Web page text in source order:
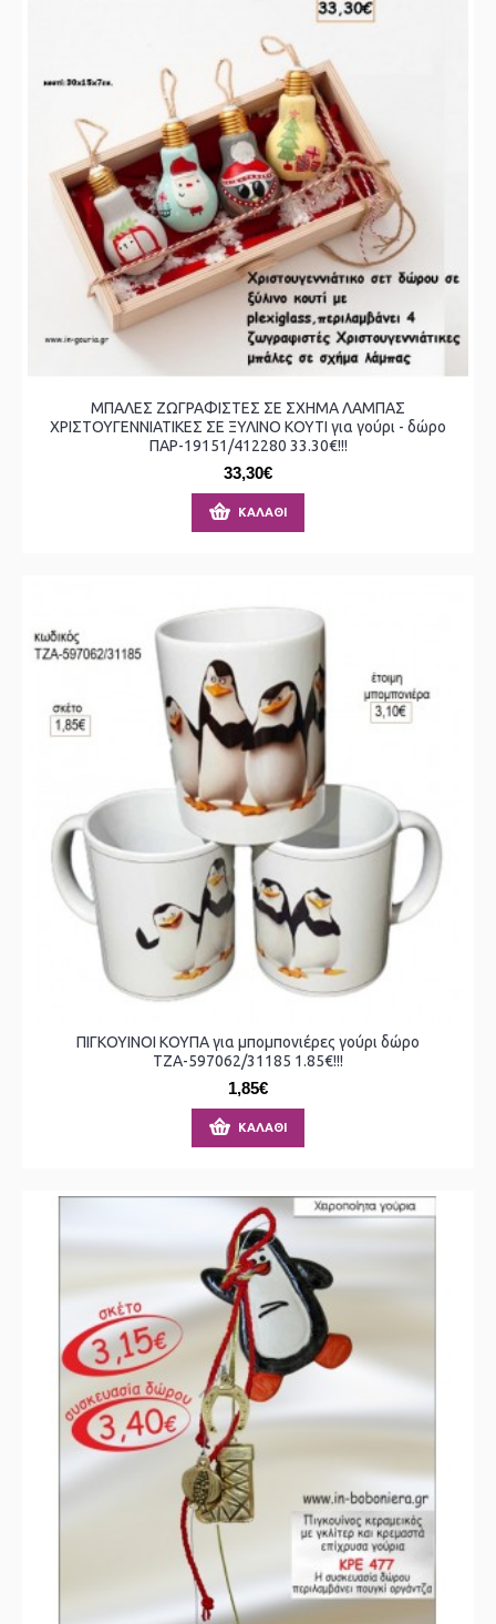
ΜΠΑΛΕΣ ΖΩΓΡΑΦΙΣΤΕΣ ΣΕ ΣΧΗΜΑ ΛΑΜΠΑΣ
ΧΡΙΣΤΟΥΓΕΝΝΙΑΤΙΚΕΣ ΣΕ ΞΥΛΙΝΟ ΚΟΥΤΙ για γούρι - δώρο
ΠΑΡ-19151/412280 33.30€!!!
33,30€
ΚΑΛΆΘΙ
ΠΙΓΚΟΥΙΝΟΙ ΚΟΥΠΑ για μπομπονιέρες γούρι δώρο
ΤΖΑ-597062/31185 1.85€!!!
1,85€
ΚΑΛΆΘΙ